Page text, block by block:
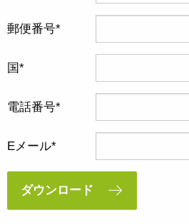
郵便番号
国
電話番号
Eメール
ダウンロード